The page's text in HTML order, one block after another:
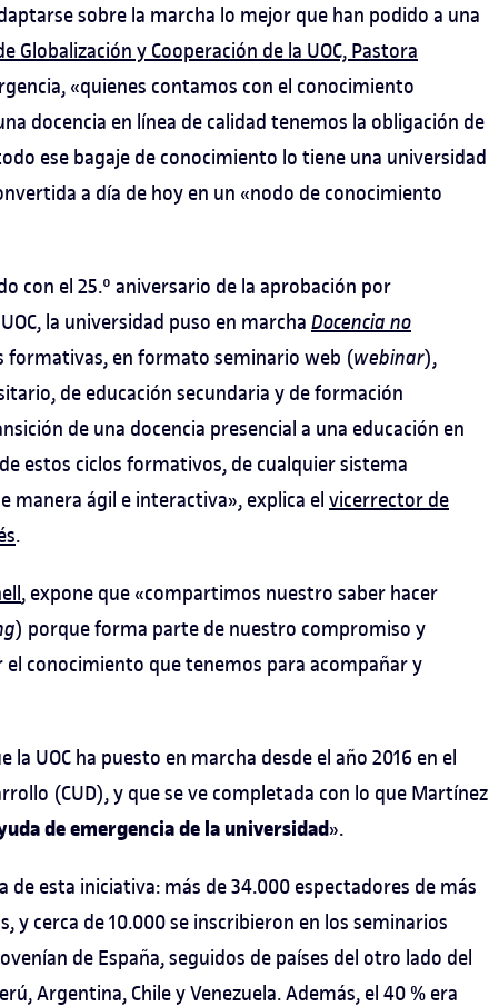
sobre la marcha lo mejor que han podido a una
Globalización y Cooperación de la UOC, Pastora
«quienes contamos con el conocimiento
docencia en línea de calidad tenemos la obligación de
ese bagaje de conocimiento lo tiene una universidad
a día de hoy en un «nodo de conocimiento
con el 25.º aniversario de la aprobación por
la universidad puso en marcha Docencia no
formativas, en formato seminario web (webinar),
de educación secundaria y de formación
de una docencia presencial a una educación en
estos ciclos formativos, de cualquier sistema
manera ágil e interactiva», explica el vicerrector de
.
, expone que «compartimos nuestro saber hacer
) porque forma parte de nuestro compromiso y
conocimiento que tenemos para acompañar y
la UOC ha puesto en marcha desde el año 2016 en el
(CUD), y que se ve completada con lo que Martínez
de emergencia de la universidad».
esta iniciativa: más de 34.000 espectadores de más
y cerca de 10.000 se inscribieron en los seminarios
de España, seguidos de países del otro lado del
Argentina, Chile y Venezuela. Además, el 40 % era